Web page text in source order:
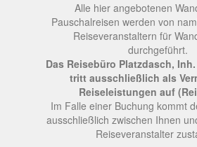
Alle hier angebotenen
Pauschalreisen werden von
Reiseveranstaltern für
durchgeführt.
Das Reisebüro Platzdasch,
tritt ausschließlich als
Reiseleistungen auf
Im Falle einer Buchung kommt
ausschließlich zwischen Ihnen
Reiseveranstalter